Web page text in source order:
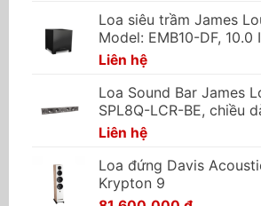
Loa siêu trầm James
Model: EMB10-DF, 10.0
Liên hệ
Loa Sound Bar James
SPL8Q-LCR-BE, chiều
Liên hệ
Loa đứng Davis
Krypton 9